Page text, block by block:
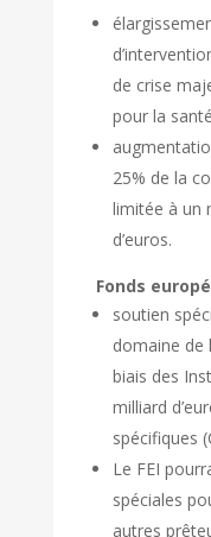
de crise
pour la
25% de la
limitée à un
d’euros.
Fonds
soutien
domaine de
biais des
milliard
spécifiques
Le FEI
spéciales
autres